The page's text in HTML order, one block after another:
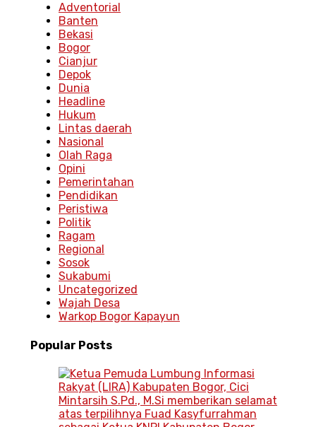
Adventorial
Banten
Bekasi
Bogor
Cianjur
Depok
Dunia
Headline
Hukum
Lintas daerah
Nasional
Olah Raga
Opini
Pemerintahan
Pendidikan
Peristiwa
Politik
Ragam
Regional
Sosok
Sukabumi
Uncategorized
Wajah Desa
Warkop Bogor Kapayun
Popular Posts